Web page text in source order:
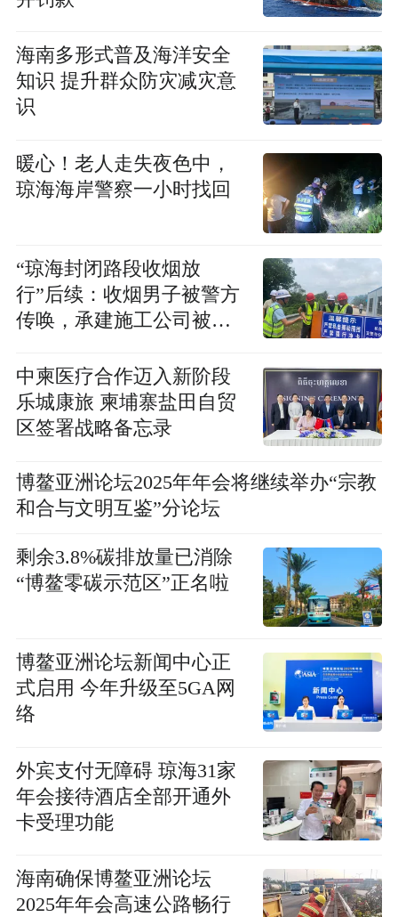
海南多形式普及海洋安全
知识 提升群众防灾减灾意
识
暖心！老人走失夜色中，
琼海海岸警察一小时找回
“琼海封闭路段收烟放
行”后续：收烟男子被警方
传唤，承建施工公司被通
中柬医疗合作迈入新阶段
乐城康旅 柬埔寨盐田自贸
区签署战略备忘录
博鳌亚洲论坛2025年年会将继续举办“宗教
和合与文明互鉴”分论坛
剩余3.8%碳排放量已消除
“博鳌零碳示范区”正名啦
博鳌亚洲论坛新闻中心正
式启用 今年升级至5GA网
络
外宾支付无障碍 琼海31家
年会接待酒店全部开通外
卡受理功能
海南确保博鳌亚洲论坛
2025年年会高速公路畅行